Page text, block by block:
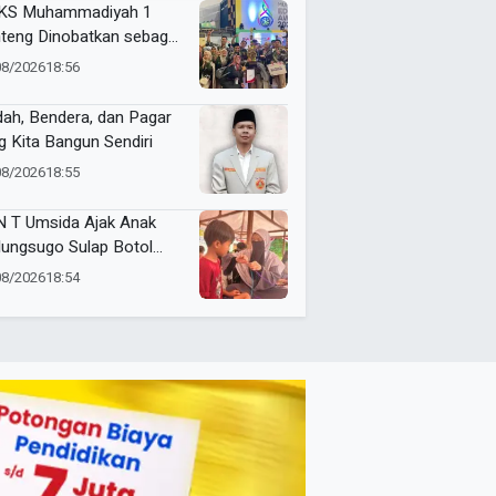
Muhammadiyah 1
Dinobatkan sebagai
Umum Jenjang SMK di
202618:56
Bendera, dan Pagar
Kita Bangun Sendiri
202618:55
T Umsida Ajak Anak
Sulap Botol
Jadi Tempat Pensil
202618:54